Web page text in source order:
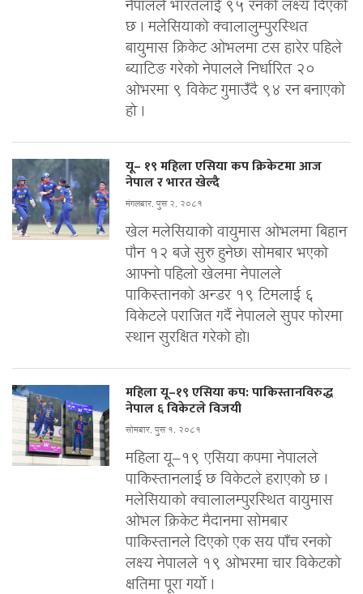
नेपालले भारतलाई ९५ रनको लक्ष्य दिएको
छ । मलेसियाको क्वालालुम्पुरस्थित
बायुमास क्रिकेट ओभलमा टस हारेर पहिले
ब्याटिङ गरेको नेपालले निर्धारित २०
ओभरमा ९ विकेट गुमाउँदै ९४ रन बनाएको
हो ।
यू– १९ महिला एसिया कप क्रिकेटमा आज
नेपाल र भारत खेल्दै
मंगलबार, पुस २, २०८१
खेल मलेसियाको वायुमास ओभलमा बिहान
पौन १२ बजे सुरु हुनेछ। सोमबार भएको
आफ्नो पहिलो खेलमा नेपालले
पाकिस्तानको अन्डर १९ टिमलाई ६
विकेटले पराजित गर्दै नेपालले सुपर फोरमा
स्थान सुरक्षित गरेको हो।
महिला यू–१९ एसिया कप: पाकिस्तानविरुद्ध
नेपाल ६ विकेटले विजयी
सोमबार, पुस १, २०८१
महिला यू–१९ एसिया कपमा नेपालले
पाकिस्तानलाई छ विकेटले हराएको छ ।
मलेसियाको क्वालालम्पुरस्थित वायुमास
ओभल क्रिकेट मैदानमा सोमबार
पाकिस्तानले दिएको एक सय पाँच रनको
लक्ष्य नेपालले १९ ओभरमा चार विकेटको
क्षतिमा पूरा गर्यो ।